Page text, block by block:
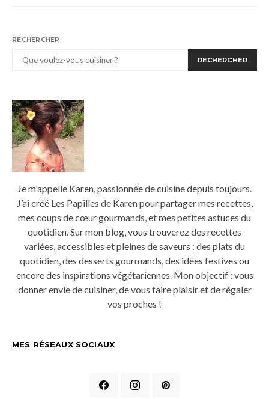
RECHERCHER
RECHERCHER
Je m'appelle Karen, passionnée de cuisine depuis toujours.
J’ai créé Les Papilles de Karen pour partager mes recettes,
mes coups de cœur gourmands, et mes petites astuces du
quotidien. Sur mon blog, vous trouverez des recettes
variées, accessibles et pleines de saveurs : des plats du
quotidien, des desserts gourmands, des idées festives ou
encore des inspirations végétariennes. Mon objectif : vous
donner envie de cuisiner, de vous faire plaisir et de régaler
vos proches !
MES RÉSEAUX SOCIAUX